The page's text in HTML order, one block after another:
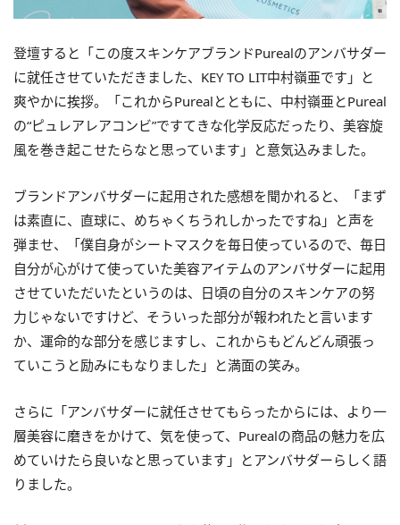
登壇すると「この度スキンケアブランドPurealのアンバサダー
に就任させていただきました、KEY TO LIT中村嶺亜です」と
爽やかに挨拶。「これからPurealとともに、中村嶺亜とPureal
の“ピュレアレアコンビ”ですてきな化学反応だったり、美容旋
風を巻き起こせたらなと思っています」と意気込みました。
ブランドアンバサダーに起用された感想を聞かれると、「まず
は素直に、直球に、めちゃくちうれしかったですね」と声を
弾ませ、「僕自身がシートマスクを毎日使っているので、毎日
自分が心がけて使っていた美容アイテムのアンバサダーに起用
させていただいたというのは、日頃の自分のスキンケアの努
力じゃないですけど、そういった部分が報われたと言います
か、運命的な部分を感じますし、これからもどんどん頑張っ
ていこうと励みにもなりました」と満面の笑み。
さらに「アンバサダーに就任させてもらったからには、より一
層美容に磨きをかけて、気を使って、Purealの商品の魅力を広
めていけたら良いなと思っています」とアンバサダーらしく語
りました。